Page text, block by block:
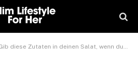
diese Zutaten in deinen Salat, wenn du abnehmen möchtest